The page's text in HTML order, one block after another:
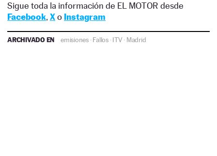
Sigue toda la información de EL MOTOR desde
Facebook, Xo Instagram
ARCHIVADO EN emisiones·Fallos·ITV · Madrid